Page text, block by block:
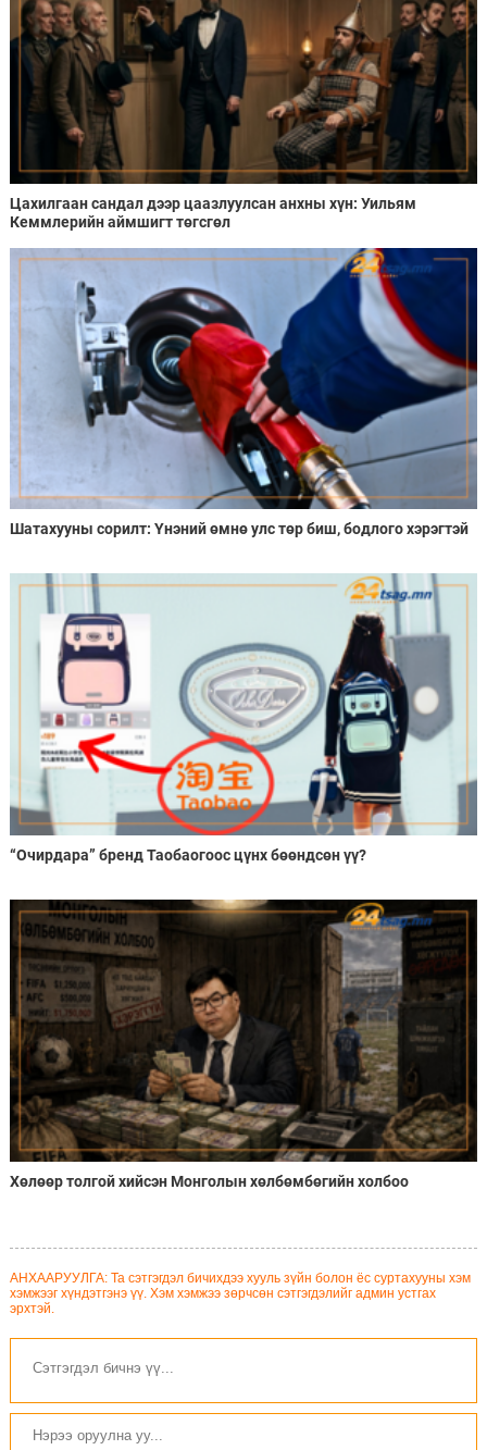
Цахилгаан сандал дээр цаазлуулсан анхны хүн: Уильям
Кеммлерийн аймшигт төгсгөл
Шатахууны сорилт: Үнэний өмнө улс төр биш, бодлого хэрэгтэй
“Очирдара” бренд Таобаогоос цүнх бөөндсөн үү?
Хөлөөр толгой хийсэн Монголын хөлбөмбөгийн холбоо
АНХААРУУЛГА: Та сэтгэгдэл бичихдээ хууль зүйн болон ёс суртахууны хэм
хэмжээг хүндэтгэнэ үү. Хэм хэмжээ зөрчсөн сэтгэгдэлийг админ устгах
эрхтэй.